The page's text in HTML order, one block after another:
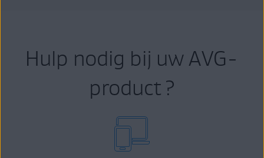
Hulp nodig bij uw AVG-
product ?